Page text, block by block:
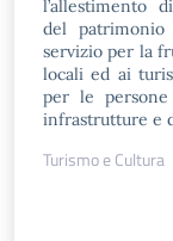
l’allestimento
del
servizio per la
locali ed ai
per le
infrastrutture e
Turismo e Cultura